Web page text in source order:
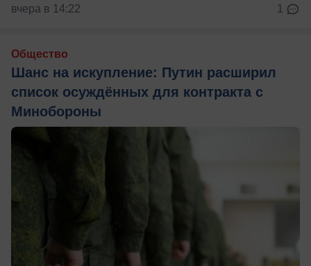
вчера в 14:22 1
Общество
Шанс на искупление: Путин расширил
список осуждённых для контракта с
Минобороны